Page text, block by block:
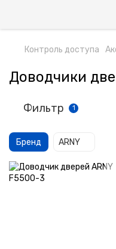
Контроль доступа
Доводчики
Фильтр 1
Бренд ARNY